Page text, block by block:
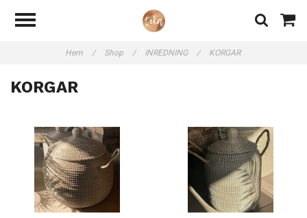
Hem / Shop / INREDNING / KORGAR
KORGAR